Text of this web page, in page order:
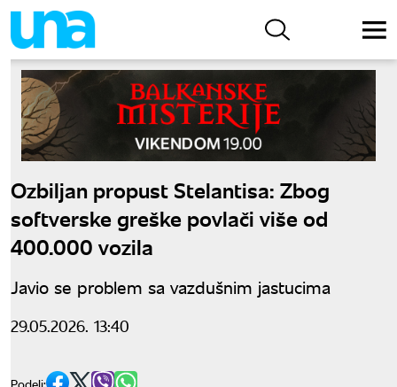
Ozbiljan propust Stelantisa: Zbog
softverske greške povlači više od
400.000 vozila
Javio se problem sa vazdušnim jastucima
29.05.2026. 13:40
Podeli: